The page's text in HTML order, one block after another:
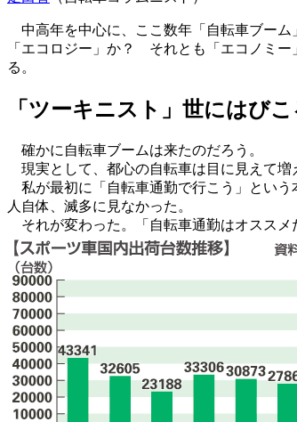
中高年を中心に、ここ数年「自転車ブーム
「エコロジー」か？ それとも「エコノミ
る。
「ツーキニスト」世にはびこ
確かに自転車ブームは来たのだろう。
現実として、都心の自転車は目に見えて増
私が最初に「自転車通勤で行こう」という
人自体、滅多に見なかった。
それが変わった。「自転車通勤はオススメ